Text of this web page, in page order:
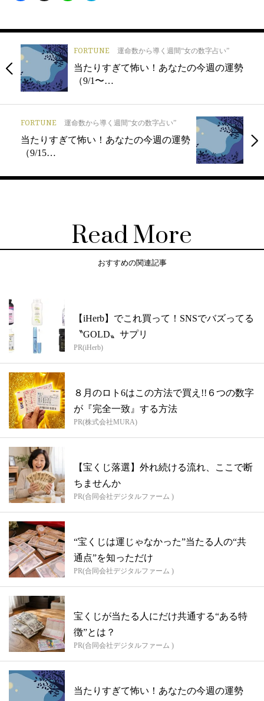
FORTUNE 運命数から導く週間“女の数字占い”
当たりすぎて怖い！あなたの今週の運勢
（9/1〜…
FORTUNE 運命数から導く週間“女の数字占い”
当たりすぎて怖い！あなたの今週の運勢
（9/15…
Read More
おすすめの関連記事
【iHerb】でこれ買って！SNSでバズってる
〝GOLD〟サプリ
PR(iHerb)
８月のロト6はこの方法で買え!!６つの数字
が『完全一致』する方法
PR(株式会社MURA)
【宝くじ落選】外れ続ける流れ、ここで断
ちませんか
PR(合同会社デジタルファーム )
“宝くじは運じゃなかった”当たる人の“共
通点”を知っただけ
PR(合同会社デジタルファーム )
宝くじが当たる人にだけ共通する“ある特
徴”とは？
PR(合同会社デジタルファーム )
当たりすぎて怖い！あなたの今週の運勢